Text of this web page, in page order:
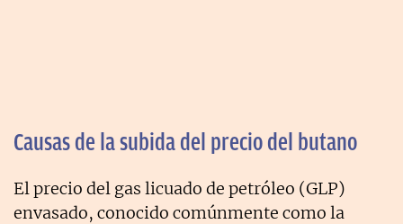
Causas de la subida del precio del butano
El precio del gas licuado de petróleo (GLP)
envasado, conocido comúnmente como la